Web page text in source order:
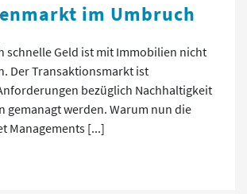
im Umbruch
schnelle Geld ist mit Immobilien nicht
Der Transaktionsmarkt ist
bezüglich Nachhaltigkeit
gemanagt werden. Warum nun die
Managements [...]